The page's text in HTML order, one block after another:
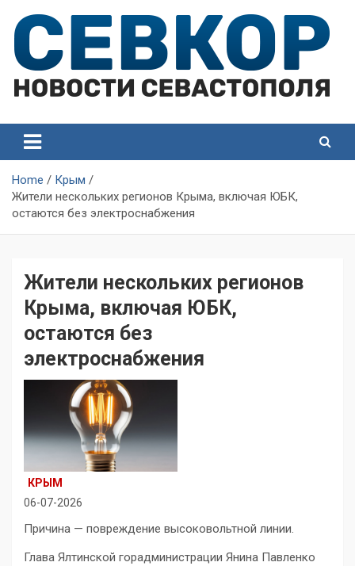
content
Севастополя
Севастополя
Home
Крым
Жители нескольких регионов Крыма, включая ЮБК,
остаются без электроснабжения
Жители нескольких регионов
Крыма, включая ЮБК,
остаются без
электроснабжения
КРЫМ
06-07-2026
Причина — повреждение высоковольтной линии.
Глава Ялтинской горадминистрации Янина Павленко